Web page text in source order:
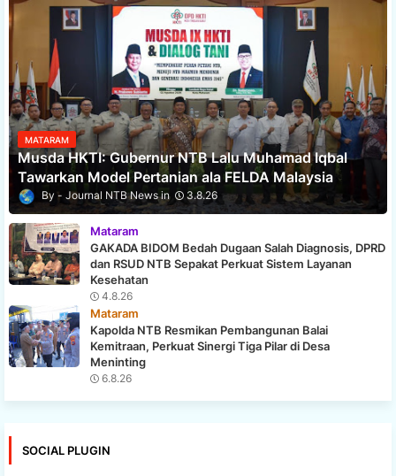
MATARAM
Musda HKTI: Gubernur NTB Lalu Muhamad Iqbal
Tawarkan Model Pertanian ala FELDA Malaysia
Journal NTB News 3.8.26
Mataram
GAKADA BIDOM Bedah Dugaan Salah Diagnosis, DPRD
dan RSUD NTB Sepakat Perkuat Sistem Layanan
Kesehatan
4.8.26
Mataram
Kapolda NTB Resmikan Pembangunan Balai
Kemitraan, Perkuat Sinergi Tiga Pilar di Desa
Meninting
6.8.26
SOCIAL PLUGIN